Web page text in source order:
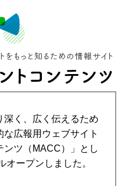
深く、広く伝えるため
広報用ウェブサイト
ンツ（MACC）」とし
ープンしました。